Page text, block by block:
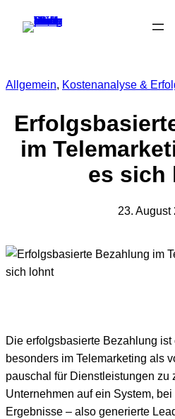
Inhalt
Allgemein, Kostenanalyse &
im
es sich
23. August
Die erfolgsbasierte Bezahlung
besonders im Telemarketing als
pauschal für Dienstleistungen zu
Unternehmen auf ein System,
Ergebnisse – also generierte